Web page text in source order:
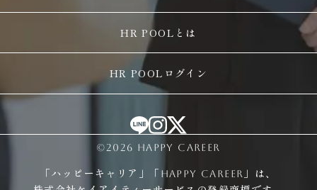
HR POOLとは
HR POOLログイン
©2026 HAPPY CAREER
「ハッピーキャリア」「HAPPY CAREER」は、